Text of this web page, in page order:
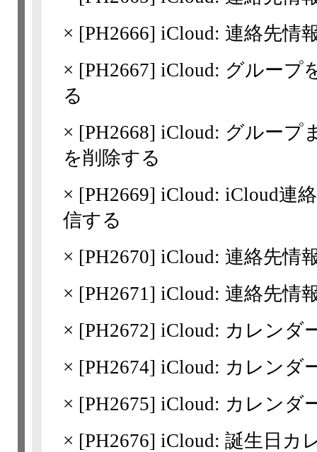
× [PH2666] iCloud: 連絡先情
× [PH2667] iCloud: グループ
る
× [PH2668] iCloud: グループ
を削除する
× [PH2669] iCloud: iCloud連
信する
× [PH2670] iCloud: 連絡先情
× [PH2671] iCloud: 連絡先情
× [PH2672] iCloud: カレンダ
× [PH2674] iCloud: カレンダ
× [PH2675] iCloud: カレンダ
× [PH2676] iCloud: 誕生日カ